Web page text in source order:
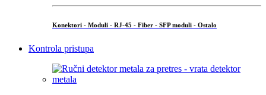
Konektori - Moduli - RJ-45 - Fiber - SFP moduli - Ostalo
Kontrola pristupa